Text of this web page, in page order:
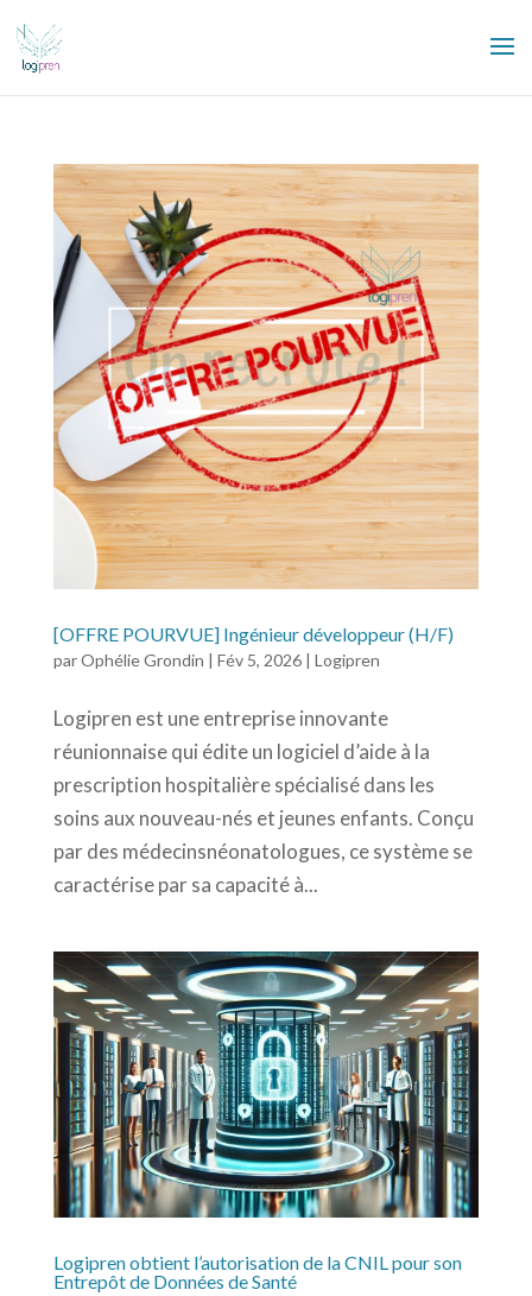
[OFFRE POURVUE] Ingénieur développeur (H/F)
parOphélie Grondin | Fév 5, 2026| Logipren
Logipren est une entreprise innovante
réunionnaise qui édite un logiciel d’aide à la
prescription hospitalière spécialisé dans les
soins aux nouveau-nés et jeunes enfants. Conçu
par des médecinsnéonatologues, ce système se
caractérise par sa capacité à...
Logipren obtient l’autorisation de la CNIL pour son
Entrepôt de Données de Santé